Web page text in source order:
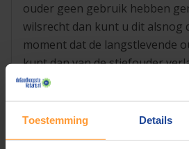
Toestemming Details
ouder geen gebruik hebben
wilsrecht dan kunt u dit alsnog
moment dat de langstlevende
kunt dan van de stiefouder
goederen over te dragen.
Wilsrecht en